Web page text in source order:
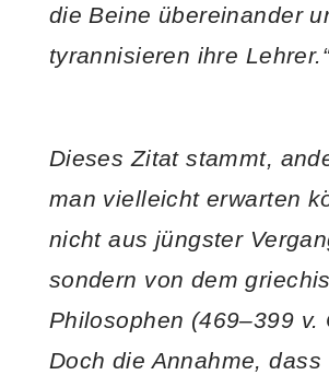
die Beine übereinander
tyrannisieren ihre
Dieses Zitat stammt,
man vielleicht erwarten
nicht aus jüngster
sondern von dem
Philosophen (469–399 v.
Doch die Annahme, dass